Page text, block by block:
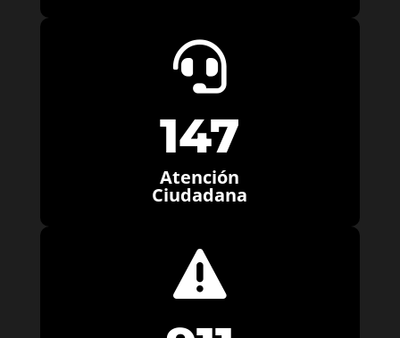

147
Atención
Ciudadana
